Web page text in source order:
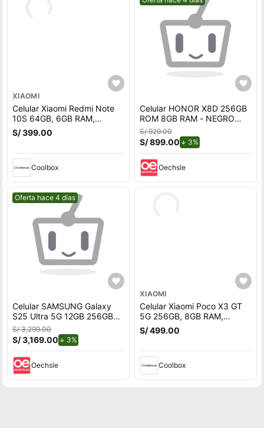
XIAOMI
Celular Xiaomi Redmi Note
10S 64GB, 6GB RAM,
cámara trasera 64MP y
frontal 13MP, 6.43"", gris
S/ 399.00
Coolbox
Celular HONOR X8D 256GB
ROM 8GB RAM - NEGRO
108 mpx
S/ 929.00
S/ 899.00 3%de descuento.
Oechsle
Mejor precio.
Oferta hace 4 días
Celular SAMSUNG Galaxy
S25 Ultra 5G 12GB 256GB
Negro
S/ 3,299.00
S/ 3,169.00 3%
Oechsle
XIAOMI
Celular Xiaomi Poco X3 GT
5G 256GB, 8GB RAM,
cámara trasera 64MP y
frontal 16MP, 6.6"", negro
S/ 499.00
Coolbox